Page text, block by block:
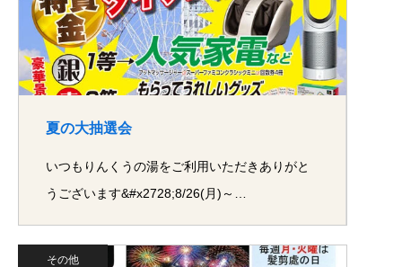
夏の大抽選会
いつもりんくうの湯をご利用いただきありがと
うございます&#x2728;8/26(月)～…
その他